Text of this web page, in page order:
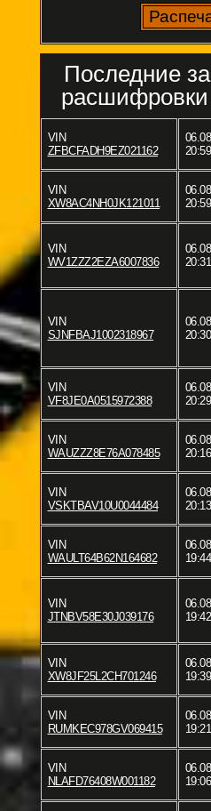
Последние
VIN
ZFBCFADH9EZ021162
20:59
VIN
XW8AC4NH0JK121011
20:59
VIN
WV1ZZZ2EZA6007836
20:31
VIN
SJNFBAJ1002318967
20:30
VIN
VF8JE0A0515972388
20:29
VIN
WAUZZZ8E76A078485
20:16
VIN
VSKTBAV10U0044484
20:13
VIN
WAULT64B62N164682
19:44
VIN
JTNBV58E30J039176
19:42
VIN
XW8JF25L2CH701246
19:39
VIN
RUMKEC978GV069415
19:21
VIN
NLAFD76408W001182
19:06